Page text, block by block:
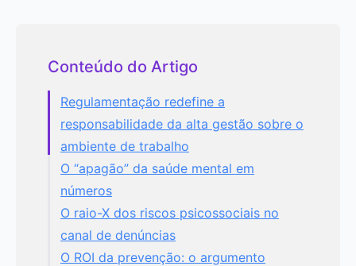
Conteúdo do Artigo
Regulamentação redefine a
responsabilidade da alta gestão sobre o
ambiente de trabalho
O “apagão” da saúde mental em
números
O raio-X dos riscos psicossociais no
canal de denúncias
O ROI da prevenção: o argumento